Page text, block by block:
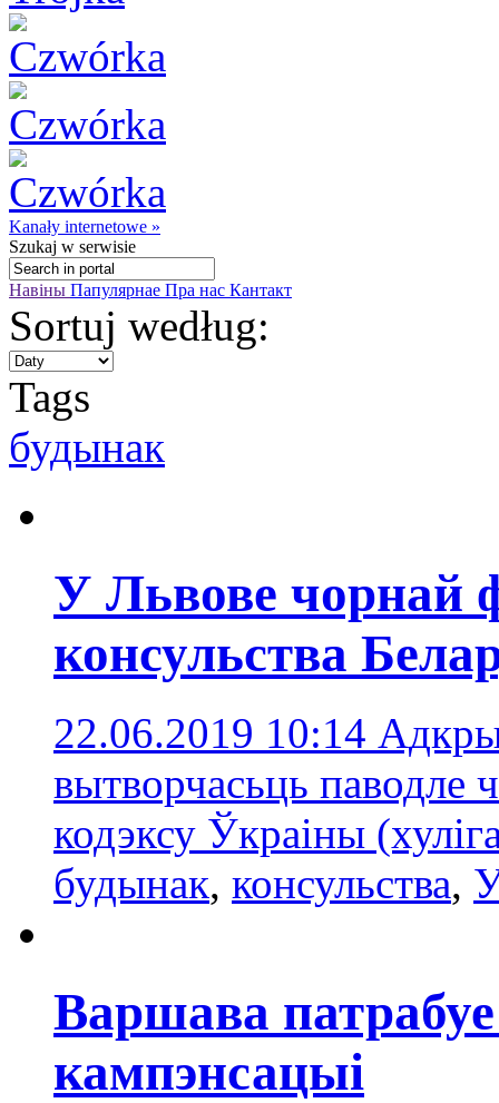
Kanały internetowe »
Szukaj w serwisie
Навіны Папулярнае Пра нас Кантакт
Sortuj według:
Tags
будынaк
У Львове чорнай
консульства
22.06.2019 10:14
вытворчасьць паводле
кодэксу Ўкраіны
будынaк, консульства,
Варшава
кампэнсацыі